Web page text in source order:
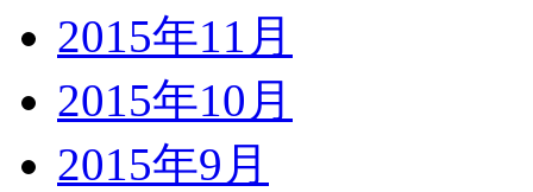
2015年11月
2015年10月
2015年9月